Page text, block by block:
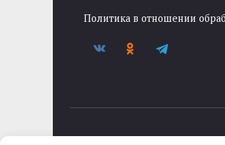
Политика в отношении